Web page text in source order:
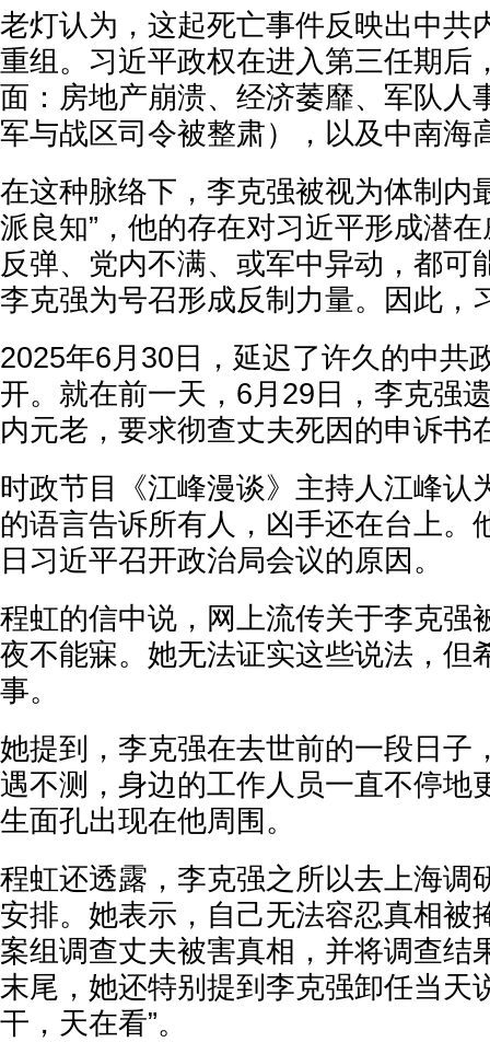
老灯认为，这起死亡事件反映出中共
重组。习近平政权在进入第三任期后
面：房地产崩溃、经济萎靡、军队人
军与战区司令被整肃），以及中南海
在这种脉络下，李克强被视为体制内
派良知”，他的存在对习近平形成潜
反弹、党内不满、或军中异动，都可
李克强为号召形成反制力量。因此，
2025年6月30日，延迟了许久的中共
开。就在前一天，6月29日，李克强
内元老，要求彻查丈夫死因的申诉书
时政节目《江峰漫谈》主持人江峰认
的语言告诉所有人，凶手还在台上。
日习近平召开政治局会议的原因。
程虹的信中说，网上流传关于李克强
夜不能寐。她无法证实这些说法，但
事。
她提到，李克强在去世前的一段日子
遇不测，身边的工作人员一直不停地
生面孔出现在他周围。
程虹还透露，李克强之所以去上海调
安排。她表示，自己无法容忍真相被
案组调查丈夫被害真相，并将调查结
末尾，她还特别提到李克强卸任当天
干，天在看”。